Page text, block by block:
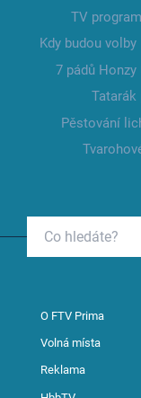
TV program
Kdy budou volby
7 pádů Honzy
Tatarák
Pěstování
O FTV Prima
Volná místa
Reklama